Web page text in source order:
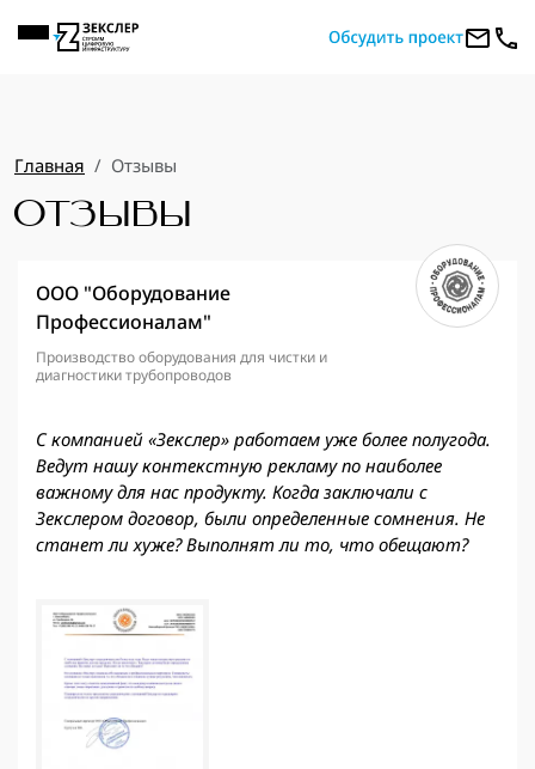
Главная Отзывы
ОТЗЫВЫ
ООО "Оборудование
Профессионалам"
Производство оборудования для чистки и
диагностики трубопроводов
С компанией «Зекслер» работаем уже более полугода.
Ведут нашу контекстную рекламу по наиболее
важному для нас продукту. Когда заключали с
Зекслером договор, были определенные сомнения. Не
станет ли хуже? Выполнят ли то, что обещают?